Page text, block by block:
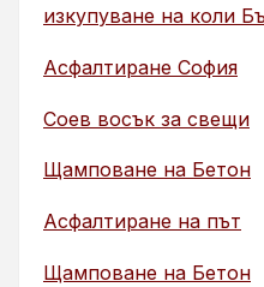
изкупуване на коли
Асфалтиране София
Соев восък за свещи
Щамповане на Бетон
Асфалтиране на път
Щамповане на Бетон